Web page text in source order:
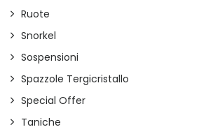
Ruote
Snorkel
Sospensioni
Spazzole Tergicristallo
Special Offer
Taniche